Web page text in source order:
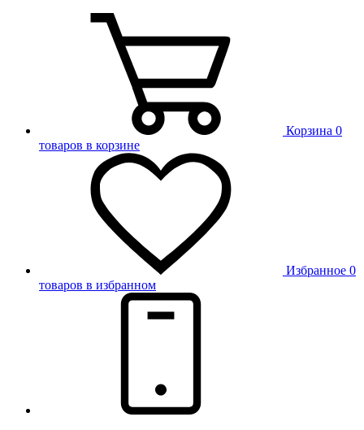
Корзина 0
товаров в корзине
Избранное 0
товаров в избранном